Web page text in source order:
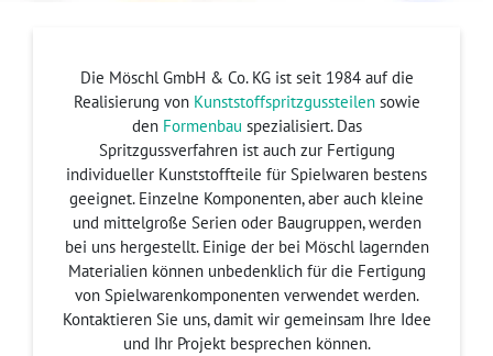
Die Möschl GmbH & Co. KG ist seit 1984 auf die
Realisierung von Kunststoffspritzgussteilensowie
den Formenbau spezialisiert. Das
Spritzgussverfahren ist auch zur Fertigung
individueller Kunststoffteile für Spielwaren bestens
geeignet. Einzelne Komponenten, aber auch kleine
und mittelgroße Serien oder Baugruppen, werden
bei uns hergestellt. Einige der bei Möschl lagernden
Materialien können unbedenklich für die Fertigung
von Spielwarenkomponenten verwendet werden.
Kontaktieren Sie uns, damit wir gemeinsam Ihre Idee
und Ihr Projekt besprechen können.